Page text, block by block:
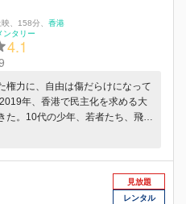
158分
香港
ンタリー
4.1
権力に、自由は傷だらけになって
年、香港で民主化を求める大
た。10代の少年、若者たち、飛び
ム弾、火炎瓶……。この最前線を
カンヌ国際映画祭などでサプライ
際社会に深いインパクトを与えた
日本で公開される。自由に明日は
見放題
レンタル